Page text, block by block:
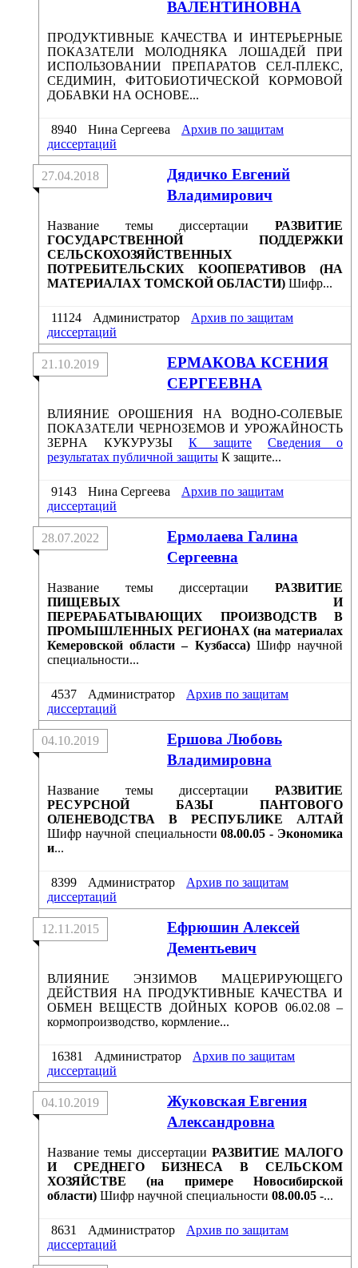
ВАЛЕНТИНОВНА
ПРОДУКТИВНЫЕ КАЧЕСТВА И ИНТЕРЬЕРНЫЕ
ПОКАЗАТЕЛИ МОЛОДНЯКА ЛОШАДЕЙ ПРИ
ИСПОЛЬЗОВАНИИ ПРЕПАРАТОВ СЕЛ-ПЛЕКС,
СЕДИМИН, ФИТОБИОТИЧЕСКОЙ КОРМОВОЙ
ДОБАВКИ НА ОСНОВЕ...
8940 Нина Сергеева
Архив по защитам
диссертаций
Дядичко Евгений
Владимирович
27.04.2018
Название темы диссертации РАЗВИТИЕ
ГОСУДАРСТВЕННОЙ ПОДДЕРЖКИ
СЕЛЬСКОХОЗЯЙСТВЕННЫХ
ПОТРЕБИТЕЛЬСКИХ КООПЕРАТИВОВ (НА
МАТЕРИАЛАХ ТОМСКОЙ ОБЛАСТИ) Шифр...
11124 Администратор
Архив по защитам
диссертаций
ЕРМАКОВА КСЕНИЯ
СЕРГЕЕВНА
21.10.2019
ВЛИЯНИЕ ОРОШЕНИЯ НА ВОДНО-СОЛЕВЫЕ
ПОКАЗАТЕЛИ ЧЕРНОЗЕМОВ И УРОЖАЙНОСТЬ
ЗЕРНА КУКУРУЗЫ К защите
Сведения о
результатах публичной защиты К защите...
9143 Нина Сергеева
Архив по защитам
диссертаций
Ермолаева Галина
Сергеевна
28.07.2022
Название темы диссертации РАЗВИТИЕ
ПИЩЕВЫХ И
ПЕРЕРАБАТЫВАЮЩИХ ПРОИЗВОДСТВ В
ПРОМЫШЛЕННЫХ РЕГИОНАХ (на материалах
Кемеровской области – Кузбасса)Шифр научной
специальности...
4537 Администратор
Архив по защитам
диссертаций
Ершова Любовь
Владимировна
04.10.2019
Название темы диссертации РАЗВИТИЕ
РЕСУРСНОЙ БАЗЫ ПАНТОВОГО
ОЛЕНЕВОДСТВА В РЕСПУБЛИКЕ АЛТАЙ
Шифр научной специальности08.00.05 - Экономика
и...
8399 Администратор
Архив по защитам
диссертаций
Ефрюшин Алексей
Дементьевич
12.11.2015
ВЛИЯНИЕ ЭНЗИМОВ МАЦЕРИРУЮЩЕГО
ДЕЙСТВИЯ НА ПРОДУКТИВНЫЕ КАЧЕСТВА И
ОБМЕН ВЕЩЕСТВ ДОЙНЫХ КОРОВ 06.02.08 –
кормопроизводство, кормление...
16381 Администратор
Архив по защитам
диссертаций
Жуковская Евгения
Александровна
04.10.2019
Название темы диссертации РАЗВИТИЕ МАЛОГО
И СРЕДНЕГО БИЗНЕСА В СЕЛЬСКОМ
ХОЗЯЙСТВЕ (на примере Новосибирской
области) Шифр научной специальности 08.00.05 -...
8631 Администратор
Архив по защитам
диссертаций